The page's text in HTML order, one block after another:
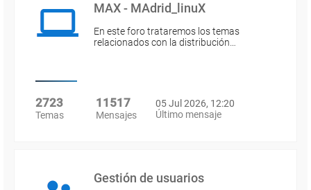
MAX - MAdrid_linuX
En este foro trataremos los temas
relacionados con la distribución…
2723
Temas
11517
Mensajes
05 Jul 2026, 12:20
Último mensaje
Gestión de usuarios